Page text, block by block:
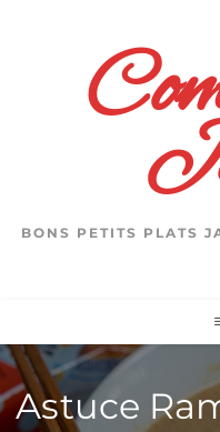
BONS PETITS PLATS
Astuce